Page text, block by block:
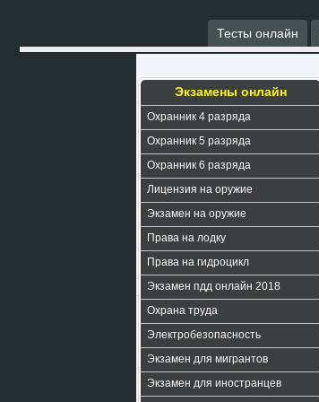
Тесты онлайн
Экзамены онлайн
Охранник 4 разряда
Охранник 5 разряда
Охранник 6 разряда
Лицензия на оружие
Экзамен на оружие
Права на лодку
Права на гидроцикл
Экзамен пдд онлайн 2018
Охрана труда
Электробезопасность
Экзамен для мигрантов
Экзамен для иностранцев